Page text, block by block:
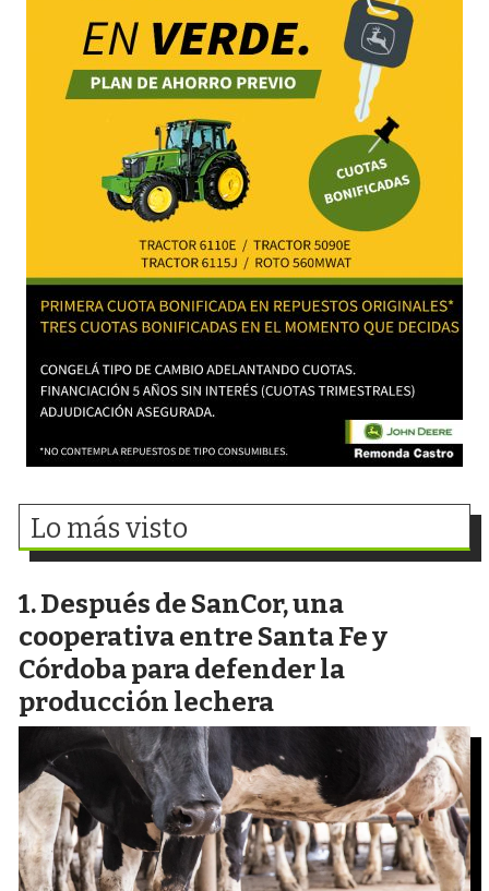
Lo más visto
Después de SanCor, una
cooperativa entre Santa Fe y
Córdoba para defender la
producción lechera